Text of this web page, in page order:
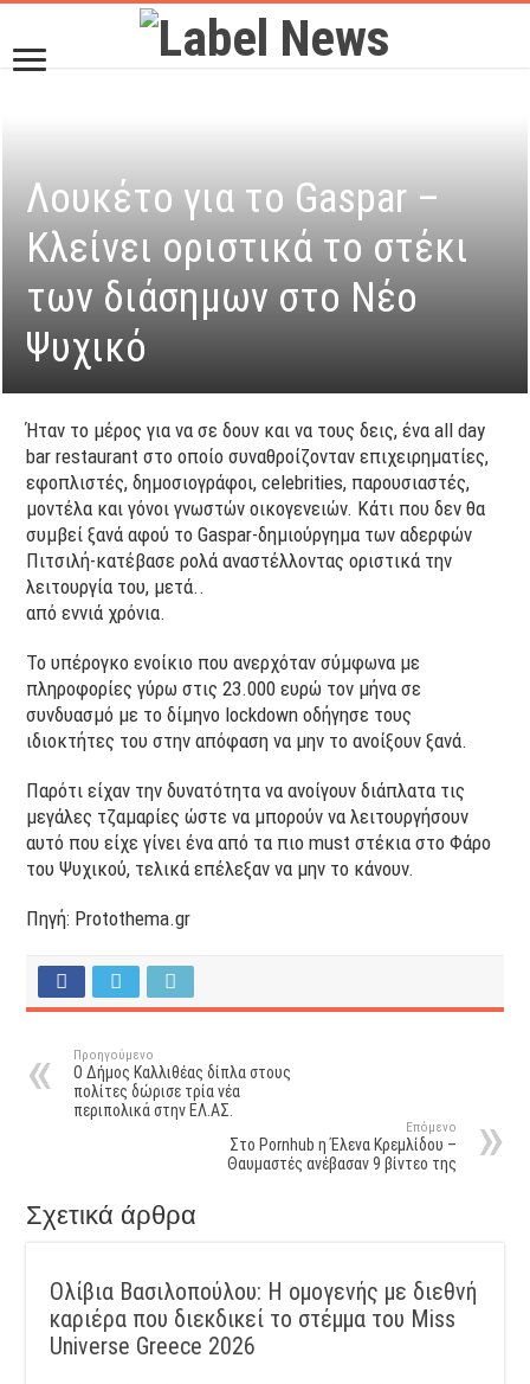
Λουκέτο για το Gaspar –
Κλείνει οριστικά το στέκι
των διάσημων στο Νέο
Ψυχικό
Ήταν το μέρος για να σε δουν και να τους δεις, ένα all day
bar restaurant στο οποίο συναθροίζονταν επιχειρηματίες,
εφοπλιστές, δημοσιογράφοι, celebrities, παρουσιαστές,
μοντέλα και γόνοι γνωστών οικογενειών. Κάτι που δεν θα
συμβεί ξανά αφού το Gaspar-δημιούργημα των αδερφών
Πιτσιλή-κατέβασε ρολά αναστέλλοντας οριστικά την
λειτουργία του, μετά..
από εννιά χρόνια.
Το υπέρογκο ενοίκιο που ανερχόταν σύμφωνα με
πληροφορίες γύρω στις 23.000 ευρώ τον μήνα σε
συνδυασμό με το δίμηνο lockdown οδήγησε τους
ιδιοκτήτες του στην απόφαση να μην το ανοίξουν ξανά.
Παρότι είχαν την δυνατότητα να ανοίγουν διάπλατα τις
μεγάλες τζαμαρίες ώστε να μπορούν να λειτουργήσουν
αυτό που είχε γίνει ένα από τα πιο must στέκια στο Φάρο
του Ψυχικού, τελικά επέλεξαν να μην το κάνουν.
Πηγή: Protothema.gr
Προηγούμενο
Ο Δήμος Καλλιθέας δίπλα στους
πολίτες δώρισε τρία νέα
περιπολικά στην ΕΛ.ΑΣ.
Επόμενο
Στο Pornhub η Έλενα Κρεμλίδου –
Θαυμαστές ανέβασαν 9 βίντεο της
Σχετικά άρθρα
Ολίβια Βασιλοπούλου: Η ομογενής με διεθνή
καριέρα που διεκδικεί το στέμμα του Miss
Universe Greece 2026